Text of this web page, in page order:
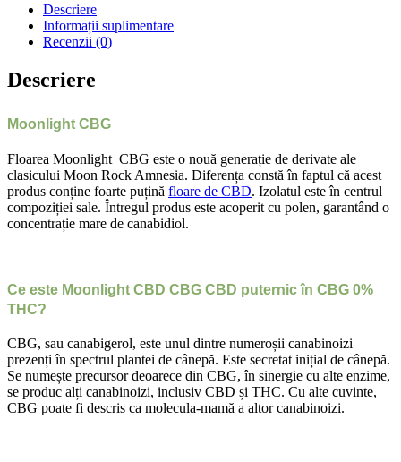
Descriere
Informații suplimentare
Recenzii (0)
Descriere
Moonlight CBG
Floarea Moonlight CBG este o nouă generație de derivate ale
clasicului Moon Rock Amnesia. Diferența constă în faptul că acest
produs conține foarte puțină floare de CBD. Izolatul este în centrul
compoziției sale. Întregul produs este acoperit cu polen, garantând o
concentrație mare de canabidiol.
Ce este Moonlight CBD CBG CBD puternic în CBG 0%
THC?
CBG, sau canabigerol, este unul dintre numeroșii canabinoizi
prezenți în spectrul plantei de cânepă. Este secretat inițial de cânepă.
Se numește precursor deoarece din CBG, în sinergie cu alte enzime,
se produc alți canabinoizi, inclusiv CBD și THC. Cu alte cuvinte,
CBG poate fi descris ca molecula-mamă a altor canabinoizi.